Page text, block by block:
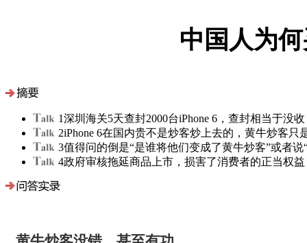
中国人为
1深圳海关5天查封2000台iPhone 6，查封相当于没
2iPhone 6在国内贵不是炒客炒上去的，黄牛炒客
3值得问的倒是“是谁将他们变成了黄牛炒客”或者
4政府审核拖延商品上市，损害了消费者的正当权